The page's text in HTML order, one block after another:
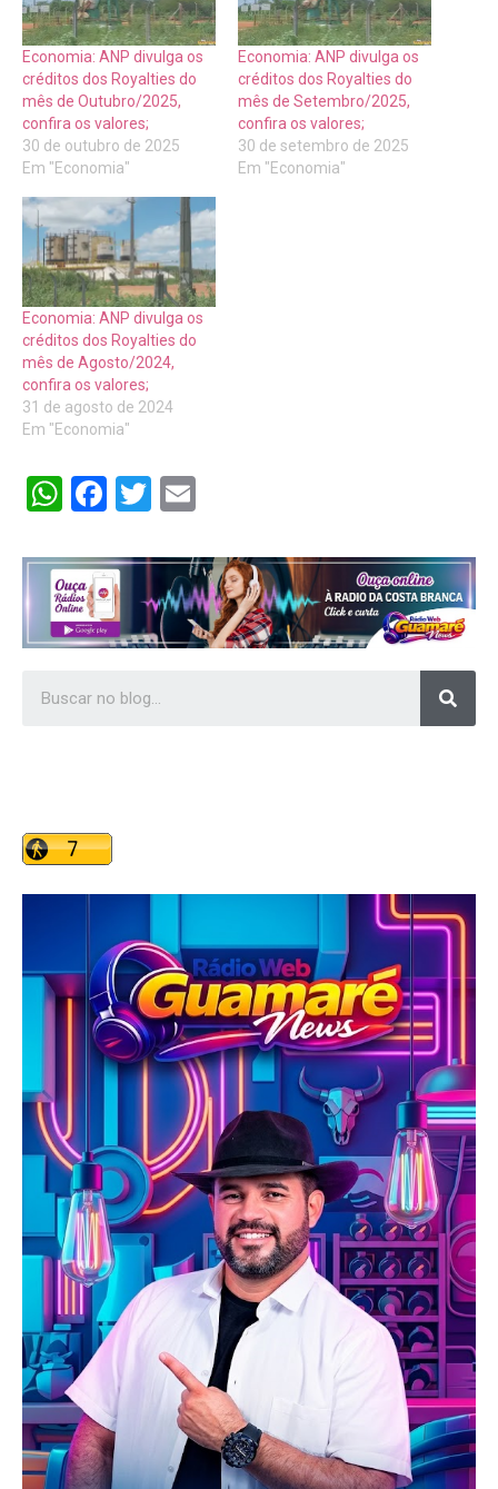
Economia: ANP divulga os
créditos dos Royalties do
mês de Outubro/2025,
confira os valores;
30 de outubro de 2025
Em "Economia"
Economia: ANP divulga os
créditos dos Royalties do
mês de Setembro/2025,
confira os valores;
30 de setembro de 2025
Em "Economia"
Economia: ANP divulga os
créditos dos Royalties do
mês de Agosto/2024,
confira os valores;
31 de agosto de 2024
Em "Economia"
WhatsApp
Facebook
Twitter